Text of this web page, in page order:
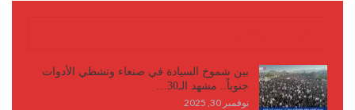
بين شموخ السيادة في صنعاء وتشظي الأدوات
جنوباً.. مشهد الـ30…
نوفمبر 30, 2025